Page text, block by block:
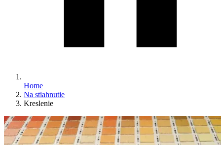
Home
Na stiahnutie
Kreslenie